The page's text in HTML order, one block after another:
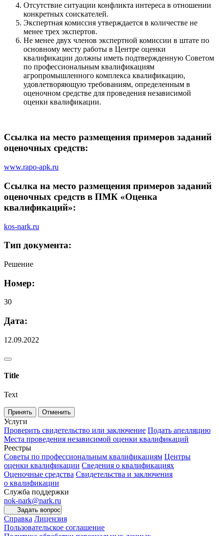
Отсутствие ситуации конфликта интереса в отношении
конкретных соискателей.
Экспертная комиссия утверждается в количестве не
менее трех экспертов.
Не менее двух членов экспертной комиссии в штате по
основному месту работы в Центре оценки
квалификации должны иметь подтвержденную Советом
по профессиональным квалификациям
агропромышленного комплекса квалификацию,
удовлетворяющую требованиям, определенным в
оценочном средстве для проведения независимой
оценки квалификации.
Ссылка на место размещения примеров заданий
оценочных средств:
www.rapo-apk.ru
Ссылка на место размещения примеров заданий
оценочных средств в ПМК «Оценка
квалификаций»:
kos-nark.ru
Тип документа:
Решение
Номер:
30
Дата:
12.09.2022
Title
Text
Принять Отменить
Услуги
Проверить свидетельство или заключение Подать апелляцию
Места проведения независимой оценки квалификаций
Реестры
Советы по профессиональным квалификациям Центры
оценки квалификации Сведения о квалификациях
Оценочные средства Свидетельства и заключения
о квалификации
Служба поддержки
nok-nark@nark.ru
Задать вопрос
Справка Лицензия
Пользовательское соглашение